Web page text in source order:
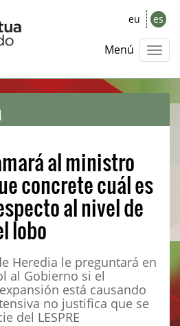
eu es
Menú
al ministro
concrete cuál es
al nivel de
lobo
Heredia le preguntará en
al Gobierno si el
está causando
no justifica que se
del LESPRE